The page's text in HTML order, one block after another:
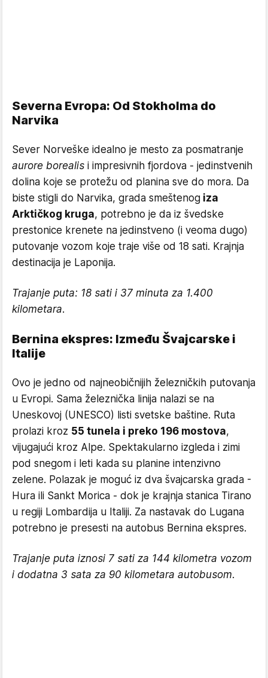
Severna Evropa: Od Stokholma do
Narvika
Sever Norveške idealno je mesto za posmatranje
aurore borealis i impresivnih fjordova - jedinstvenih
dolina koje se protežu od planina sve do mora. Da
biste stigli do Narvika, grada smeštenog iza
Arktičkog kruga, potrebno je da iz švedske
prestonice krenete na jedinstveno (i veoma dugo)
putovanje vozom koje traje više od 18 sati. Krajnja
destinacija je Laponija.
Trajanje puta: 18 sati i 37 minuta za 1.400
kilometara.
Bernina ekspres: Između Švajcarske i
Italije
Ovo je jedno od najneobičnijih železničkih putovanja
u Evropi. Sama železnička linija nalazi se na
Uneskovoj (UNESCO) listi svetske baštine. Ruta
prolazi kroz 55 tunela i preko 196 mostova,
vijugajući kroz Alpe. Spektakularno izgleda i zimi
pod snegom i leti kada su planine intenzivno
zelene. Polazak je moguć iz dva švajcarska grada -
Hura ili Sankt Morica - dok je krajnja stanica Tirano
u regiji Lombardija u Italiji. Za nastavak do Lugana
potrebno je presesti na autobus Bernina ekspres.
Trajanje puta iznosi 7 sati za 144 kilometra vozom
i dodatna 3 sata za 90 kilometara autobusom.